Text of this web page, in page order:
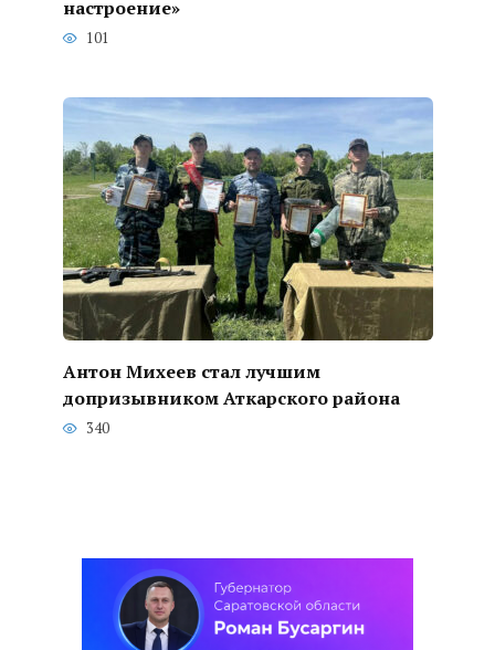
настроение»
101
Антон Михеев стал лучшим
допризывником Аткарского района
340